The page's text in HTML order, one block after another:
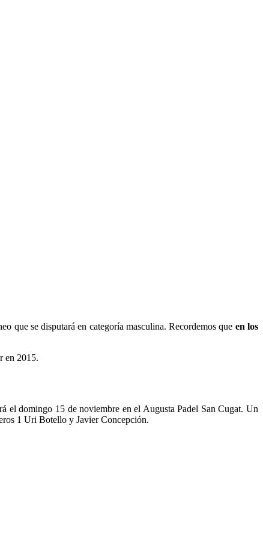
que se disputará en categoría masculina. Recordemos que en los
en 2015.
el domingo 15 de noviembre en el Augusta Padel San Cugat. Un
1 Uri Botello y Javier Concepción.